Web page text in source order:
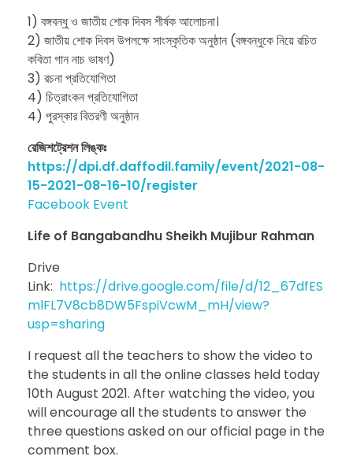
1) বঙ্গবন্ধু ও জাতীয় শোক দিবস শীর্ষক আলোচনা।
2) জাতীয় শোক দিবস উপলক্ষে সাংস্কৃতিক অনুষ্ঠান (বঙ্গবন্ধুকে নিয়ে রচিত
কবিতা গান নাচ ভাষণ)
3) রচনা প্রতিযোগিতা
4) চিত্রাংকন প্রতিযোগিতা
4) পুরস্কার বিতরণী অনুষ্ঠান
রেজিশট্রেশন লিঙ্কঃ
https://dpi.df.daffodil.family/event/2021-08-
15-2021-08-16-10/register
Facebook Event
Life of Bangabandhu Sheikh Mujibur Rahman
Drive
Link: https://drive.google.com/file/d/12_67dfES
mlFL7V8cb8DW5FspiVcwM_mH/view?
usp=sharing
I request all the teachers to show the video to
the students in all the online classes held today
10th August 2021. After watching the video, you
will encourage all the students to answer the
three questions asked on our official page in the
comment box.